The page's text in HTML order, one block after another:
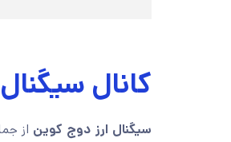
کانال
سیگنال ارز دوج کوین از